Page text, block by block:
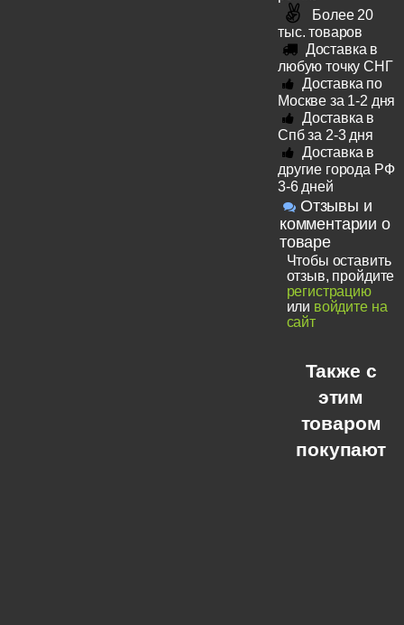
Более 20
тыс. товаров
Доставка в
любую точку СНГ
Доставка по
Москве за 1-2 дня
Доставка в
Спб за 2-3 дня
Доставка в
другие города РФ
3-6 дней
Отзывы и
комментарии о
товаре
Чтобы оставить
отзыв, пройдите
регистрацию
или войдите на
сайт
Также с
этим
товаром
покупают